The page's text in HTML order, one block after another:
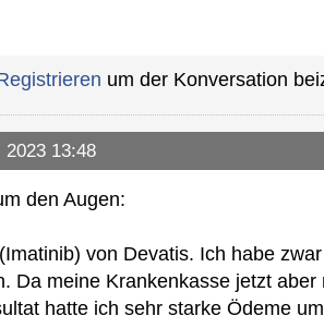
um der Konversation
2023 13:48
den Augen:
von Devatis. Ich habe
Da meine Krankenkasse jetzt
hatte ich sehr starke Ödeme